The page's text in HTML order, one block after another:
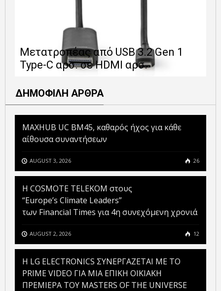
Μετατροπέας από USB 3.2 Gen 1
Type-C αρσ. σε HDMI αρσ.
ΔΗΜΟΦΙΛΗ ΑΡΘΡΑ
MAXHUB UC BM45, καθαρός ήχος για κάθε
αίθουσα συναντήσεων
AUGUST 3, 2026 26
Η COSMOTE TELEKOM στους
“Europe’s Climate Leaders”
των Financial Times για 4η συνεχόμενη χρονιά
AUGUST 2, 2026 12
H LG ELECTRONICS ΣΥΝΕΡΓΑΖΕΤΑΙ ΜΕ ΤΟ
PRIME VIDEO ΓΙΑ ΜΙΑ ΕΠΙΚΗ ΟΙΚΙΑΚΗ
ΠΡΕΜΙΕΡΑ ΤΟΥ MASTERS OF THE UNIVERSE